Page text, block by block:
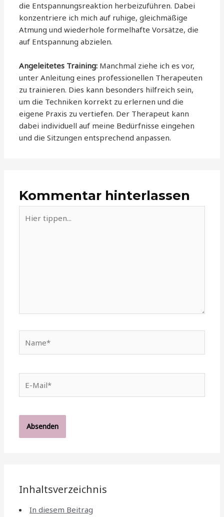
die Entspannungsreaktion herbeizuführen. Dabei
konzentriere ich mich auf ruhige, gleichmäßige
Atmung und wiederhole formelhafte Vorsätze, die
auf Entspannung abzielen.
Angeleitetes Training: Manchmal ziehe ich es vor,
unter Anleitung eines professionellen Therapeuten
zu trainieren. Dies kann besonders hilfreich sein,
um die Techniken korrekt zu erlernen und die
eigene Praxis zu vertiefen. Der Therapeut kann
dabei individuell auf meine Bedürfnisse eingehen
und die Sitzungen entsprechend anpassen.
Kommentar hinterlassen
tippen...
Mail*
Inhaltsverzeichnis
In diesem Beitrag